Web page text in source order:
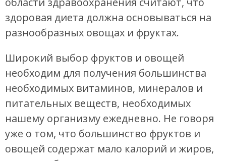
здоровая диета должна основываться на
разнообразных овощах и фруктах.
Широкий выбор фруктов и овощей
необходим для получения большинства
необходимых витаминов, минералов и
питательных веществ, необходимых
нашему организму ежедневно. Не говоря
уже о том, что большинство фруктов и
овощей содержат мало калорий и жиров,